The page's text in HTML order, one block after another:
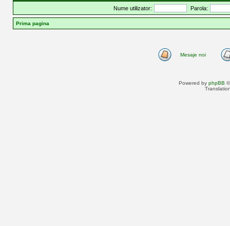
Nume utilizator: Parola:
Prima pagina
Mesaje noi
Powered by phpBB